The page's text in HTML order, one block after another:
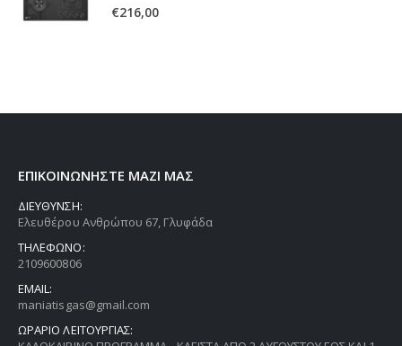
0out of 5
€216,00
ΕΠΙΚΟΙΝΩΝΗΣΤΕ ΜΑΖΙ ΜΑΣ
ΔΙΕΥΘΥΝΣΗ:
Ελευθέρου Ανθρώπου 67, Γλυφάδα
ΤΗΛΕΦΩΝΟ:
2109600806
EMAIL:
maniatisgas@gmail.com
ΩΡΑΡΙΟ ΛΕΙΤΟΥΡΓΙΑΣ: